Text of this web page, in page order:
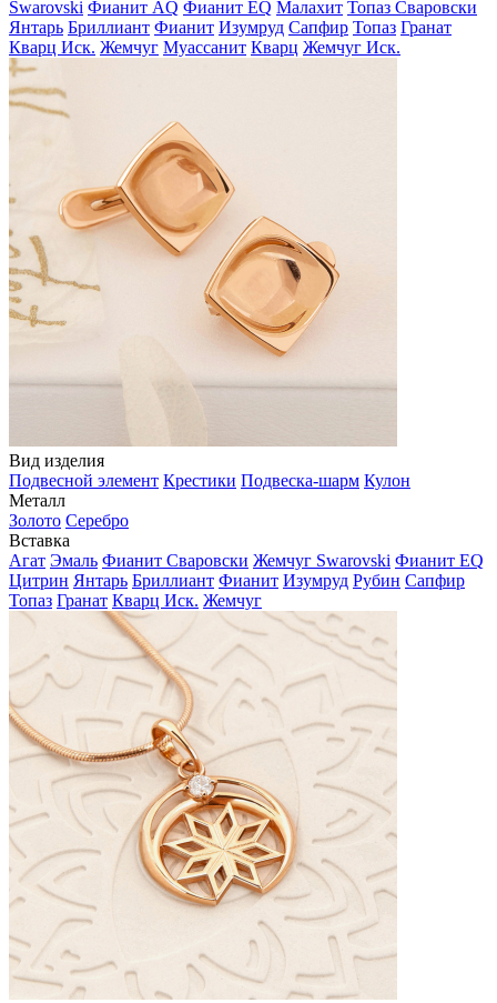
Swarovski Фианит AQ Фианит EQ Малахит Топаз Сваровски
Янтарь Бриллиант Фианит Изумруд Сапфир Топаз Гранат
Кварц Иск. Жемчуг Муассанит Кварц Жемчуг Иск.
Вид изделия
Подвесной элемент Крестики Подвеска-шарм Кулон
Металл
Золото Серебро
Вставка
Агат Эмаль Фианит Сваровски Жемчуг Swarovski Фианит EQ
Цитрин Янтарь Бриллиант Фианит Изумруд Рубин Сапфир
Топаз Гранат Кварц Иск. Жемчуг